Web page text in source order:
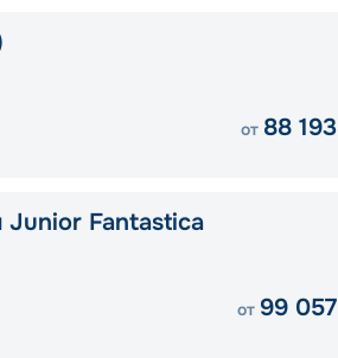
от 88 193
Junior Fantastica
от 99 057